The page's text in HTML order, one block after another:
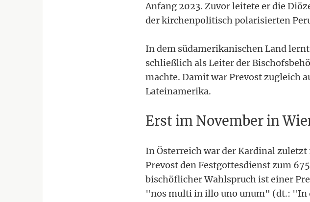
Anfang 2023. Zuvor leitete er die
der kirchenpolitisch polarisierten
In dem südamerikanischen Land
schließlich als Leiter der
machte. Damit war Prevost zugleich
Lateinamerika.
Erst im November in
In Österreich war der Kardinal
Prevost den Festgottesdienst zum
bischöflicher Wahlspruch ist einer
"nos multi in illo uno unum" (dt.: "In